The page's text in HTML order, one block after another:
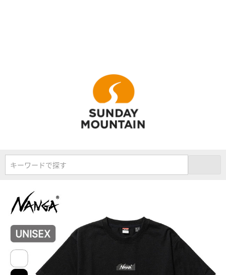
キーワードで探す